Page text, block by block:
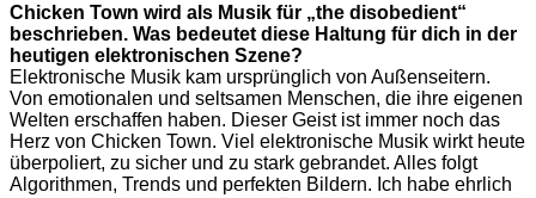
Chicken Town wird als Musik für „the disobedient“
beschrieben. Was bedeutet diese Haltung für dich in der
heutigen elektronischen Szene?
Elektronische Musik kam ursprünglich von Außenseitern.
Von emotionalen und seltsamen Menschen, die ihre eigenen
Welten erschaffen haben. Dieser Geist ist immer noch das
Herz von Chicken Town. Viel elektronische Musik wirkt heute
überpoliert, zu sicher und zu stark gebrandet. Alles folgt
Algorithmen, Trends und perfekten Bildern. Ich habe ehrlich